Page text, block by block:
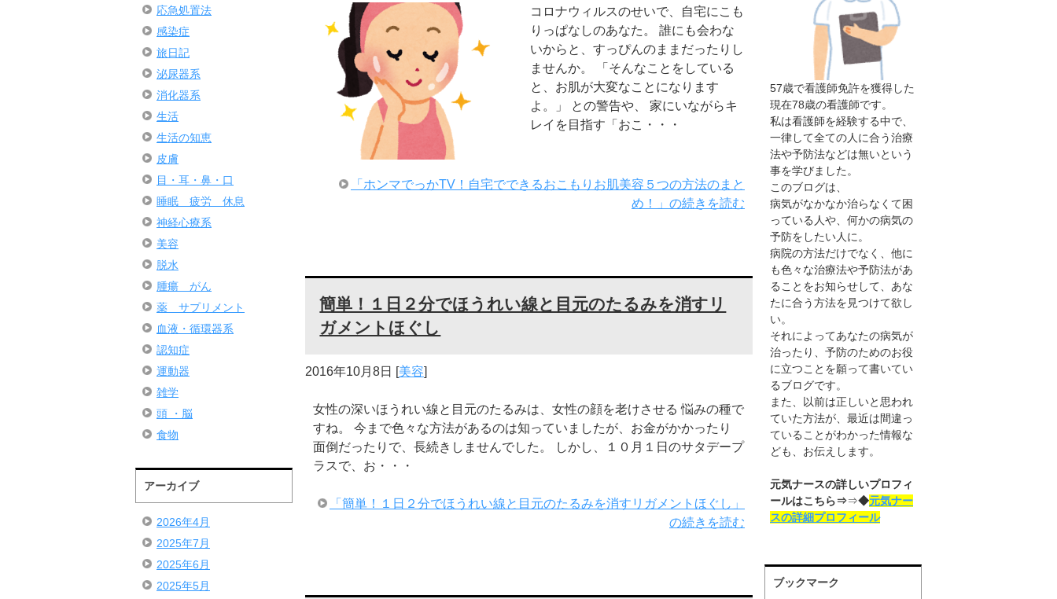
コロナウィルスのせいで、自宅にこも
りっぱなしのあなた。 誰にも会わな
いからと、すっぴんのままだったりし
ませんか。 「そんなことをしている
と、お肌が大変なことになります
よ。」 との警告や、 家にいながらキ
レイを目指す「おこ・・・
「ホンマでっかTV！自宅でできるおこもりお肌美容５つの方法のまと
め！」の続きを読む
簡単！１日２分でほうれい線と目元のたるみを消すリ
ガメントほぐし
2016年10月8日 [美容]
女性の深いほうれい線と目元のたるみは、女性の顔を老けさせる 悩みの種で
すね。 今まで色々な方法があるのは知っていましたが、お金がかかったり
面倒だったりで、長続きしませんでした。 しかし、１０月１日のサタデープ
ラスで、お・・・
「簡単！１日２分でほうれい線と目元のたるみを消すリガメントほぐし」
の続きを読む
応急処置法
感染症
旅日記
泌尿器系
消化器系
生活
生活の知恵
皮膚
目・耳・鼻・口
睡眠 疲労 休息
神経心療系
美容
脱水
腫瘍 がん
薬 サプリメント
血液・循環器系
認知症
運動器
雑学
頭 ・脳
食物
アーカイブ
2026年4月
2025年7月
2025年6月
2025年5月
57歳で看護師免許を獲得した
現在78歳の看護師です。
私は看護師を経験する中で、
一律して全ての人に合う治療
法や予防法などは無いという
事を学びました。
このブログは、
病気がなかなか治らなくて困
っている人や、何かの病気の
予防をしたい人に。
病院の方法だけでなく、他に
も色々な治療法や予防法があ
ることをお知らせして、あな
たに合う方法を見つけて欲し
い。
それによってあなたの病気が
治ったり、予防のためのお役
に立つことを願って書いてい
るブログです。
また、以前は正しいと思われ
ていた方法が、最近は間違っ
ていることがわかった情報な
ども、お伝えします。
元気ナースの詳しいプロフィ
ールはこちら⇒⇒◆元気ナー
スの詳細プロフィール
ブックマーク